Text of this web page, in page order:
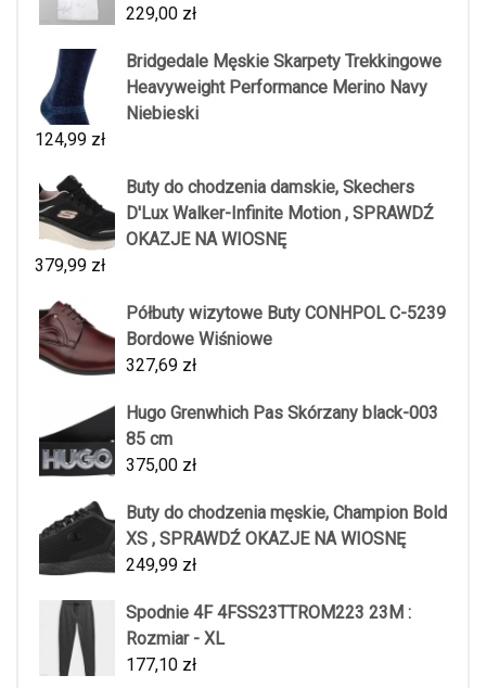
229,00 zł
Bridgedale Męskie Skarpety Trekkingowe
Heavyweight Performance Merino Navy
Niebieski
124,99 zł
Buty do chodzenia damskie, Skechers
D'Lux Walker-Infinite Motion , SPRAWDŹ
OKAZJE NA WIOSNĘ
379,99 zł
Półbuty wizytowe Buty CONHPOL C-5239
Bordowe Wiśniowe
327,69 zł
Hugo Grenwhich Pas Skórzany black-003
85 cm
375,00 zł
Buty do chodzenia męskie, Champion Bold
XS , SPRAWDŹ OKAZJE NA WIOSNĘ
249,99 zł
Spodnie 4F 4FSS23TTROM223 23M :
Rozmiar - XL
177,10 zł